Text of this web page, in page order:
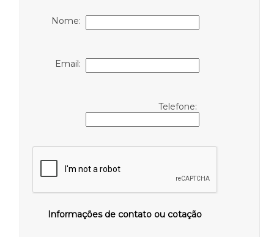
Nome:
Email:
Telefone:
Informações de contato ou cotação